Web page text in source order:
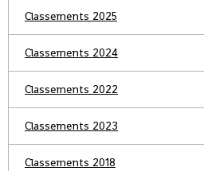
Classements 2025
Classements 2024
Classements 2022
Classements 2023
Classements 2018